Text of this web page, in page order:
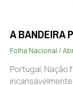
A BANDEIRA
Folha Nacional
Portugal, Nação